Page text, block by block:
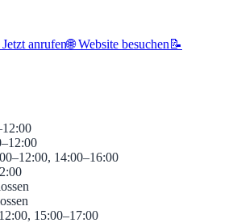
anrufen🌐 Website besuchen 📝
14:00–16:00
15:00–17:00